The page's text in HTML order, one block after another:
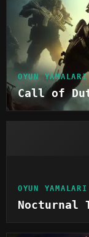
OYUN YAMALARI
Call of
OYUN YAMALARI
Nocturnal